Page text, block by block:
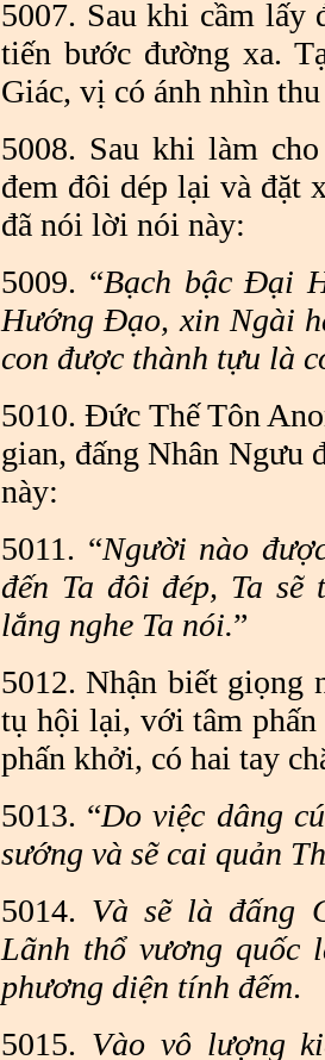
5007. Sau khi cầm lấy
tiến bước đường xa.
Giác, vị có ánh nhìn
5008. Sau khi làm
đem đôi dép lại và đặt
đã nói lời nói này:
5009. “Bạch bậc Đại
Hướng Đạo, xin Ngài
con được thành tựu là
5010. Đức Thế Tôn
gian, đấng Nhân Ngưu
này:
5011. “Người nào
đến Ta đôi đép, Ta
lắng nghe Ta nói.”
5012. Nhận biết giọng
tụ hội lại, với tâm
phấn khởi, có hai tay
5013. “Do việc dâng
sướng và sẽ cai quản
5014. Và sẽ là đấng
Lãnh thổ vương quốc
phương diện tính đếm.
5015. Vào vô lượng